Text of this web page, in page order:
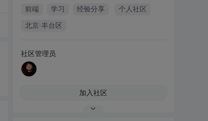
前端 学习 经验分享 个人社区
北京·丰台区
社区管理员
加入社区